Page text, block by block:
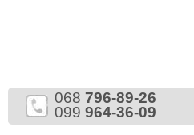
068 796-89-26
099 964-36-09